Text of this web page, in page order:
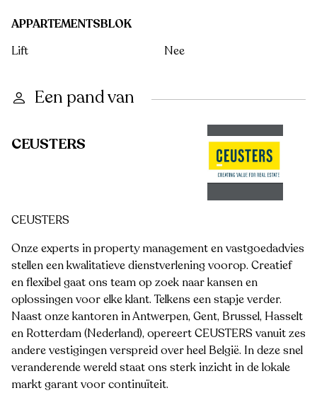
APPARTEMENTSBLOK
Lift
Nee
Een pand van
CEUSTERS
CEUSTERS
Onze experts in property management en vastgoedadvies
stellen een kwalitatieve dienstverlening voorop. Creatief
en flexibel gaat ons team op zoek naar kansen en
oplossingen voor elke klant. Telkens een stapje verder.
Naast onze kantoren in Antwerpen, Gent, Brussel, Hasselt
en Rotterdam (Nederland), opereert CEUSTERS vanuit zes
andere vestigingen verspreid over heel België. In deze snel
veranderende wereld staat ons sterk inzicht in de lokale
markt garant voor continuïteit.